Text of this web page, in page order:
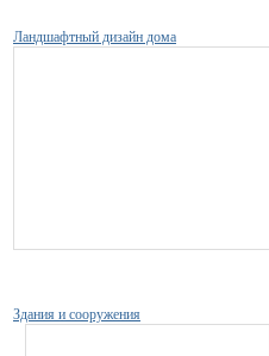
Ландшафтный дизайн дома
Здания и сооружения